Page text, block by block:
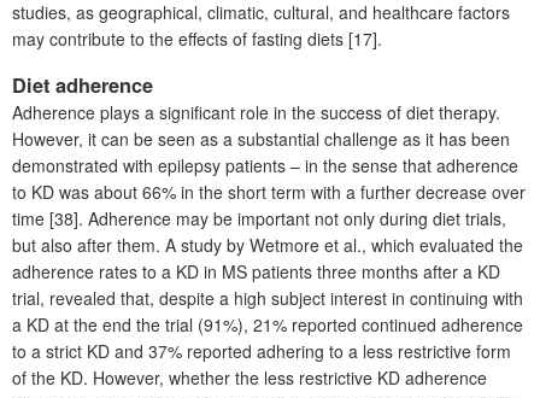
studies, as geographical, climatic, cultural, and healthcare factors
may contribute to the effects of fasting diets [17].
Diet adherence
Adherence plays a significant role in the success of diet therapy.
However, it can be seen as a substantial challenge as it has been
demonstrated with epilepsy patients – in the sense that adherence
to KD was about 66% in the short term with a further decrease over
time [38]. Adherence may be important not only during diet trials,
but also after them. A study by Wetmore et al., which evaluated the
adherence rates to a KD in MS patients three months after a KD
trial, revealed that, despite a high subject interest in continuing with
a KD at the end the trial (91%), 21% reported continued adherence
to a strict KD and 37% reported adhering to a less restrictive form
of the KD. However, whether the less restrictive KD adherence